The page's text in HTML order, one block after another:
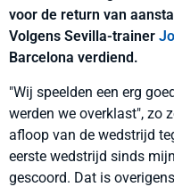
voor de return van
Volgens Sevilla-trainer
Barcelona verdiend.
"Wij speelden een erg
werden we overklast", zo
afloop van de wedstrijd
eerste wedstrijd sinds
gescoord. Dat is